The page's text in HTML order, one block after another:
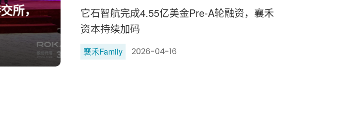
襄禾资本汤和松位列2025福布斯中国创投人
TOP20，连续四年排名上升
它石智航完成4.55亿美金Pre-A轮融资，襄禾
资本持续加码
襄禾Family 2026-04-16